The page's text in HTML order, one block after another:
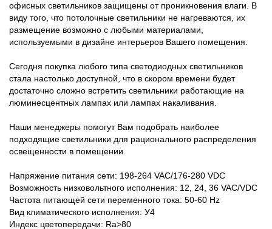
офисных светильников защищены от проникновения влаги. В
виду того, что потолочные светильники не нагреваются, их
размещение возможно с любыми материалами,
используемыми в дизайне интерьеров Вашего помещения.
Сегодня покупка любого типа светодиодных светильников
стала настолько доступной, что в скором времени будет
достаточно сложно встретить светильники работающие на
люминесцентных лампах или лампах накаливания.
Наши менеджеры помогут Вам подобрать наиболее
подходящие светильники для рационального распределения
освещенности в помещении.
Напряжение питания сети: 198-264 VAC/176-280 VDC
Возможность низковольтного исполнения: 12, 24, 36 VAC/VDC
Частота питающей сети переменного тока: 50-60 Hz
Вид климатического исполнения: У4
Индекс цветопередачи: Ra>80